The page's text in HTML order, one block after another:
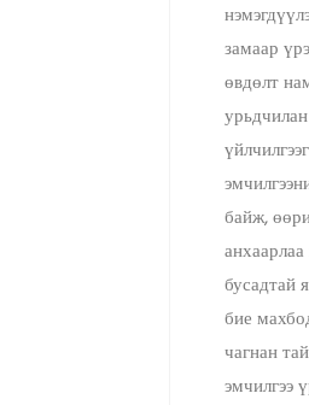
замаар
өвдөлт
байж,
бусадтай
бие
чагнан
эмчилгээ